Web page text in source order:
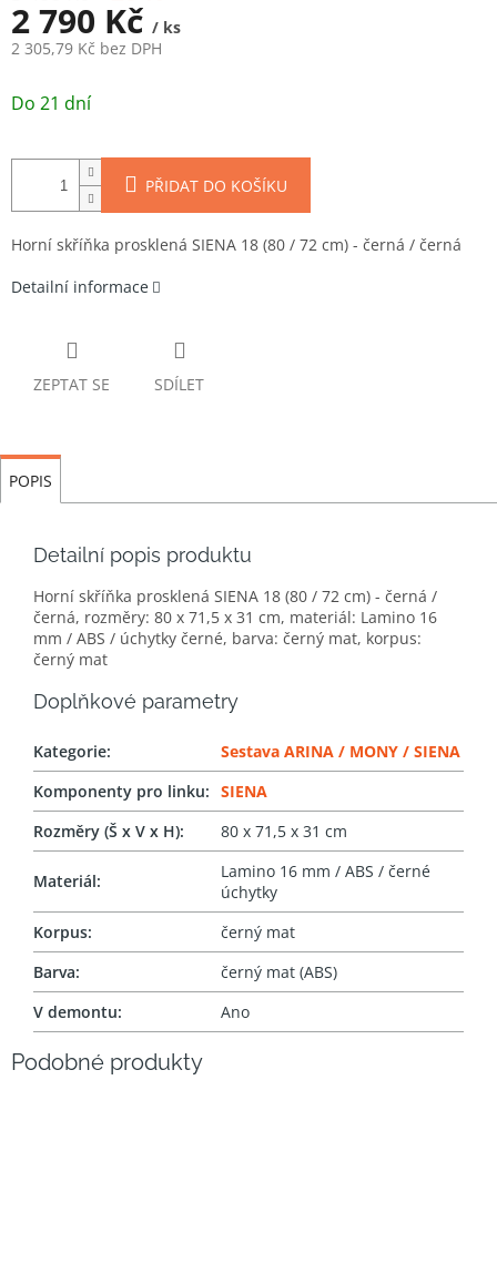
2 790 Kč / ks
2 305,79 Kč bez DPH
cena:
Do 21 dní
PŘIDAT DO KOŠÍKU
Horní skříňka prosklená SIENA 18 (80 / 72 cm) - černá / černá
Detailní informace
ZEPTAT SE SDÍLET
POPIS
Detailní popis produktu
Horní skříňka prosklená SIENA 18 (80 / 72 cm) - černá /
černá, rozměry: 80 x 71,5 x 31 cm, materiál: Lamino 16
mm / ABS / úchytky černé, barva: černý mat, korpus:
černý mat
Doplňkové parametry
Kategorie:
Sestava ARINA / MONY / SIENA
Komponenty pro linku: SIENA
Rozměry (Š x V x H): 80 x 71,5 x 31 cm
Materiál:
Lamino 16 mm / ABS / černé
úchytky
Korpus:
černý mat
Barva:
černý mat (ABS)
V demontu: Ano